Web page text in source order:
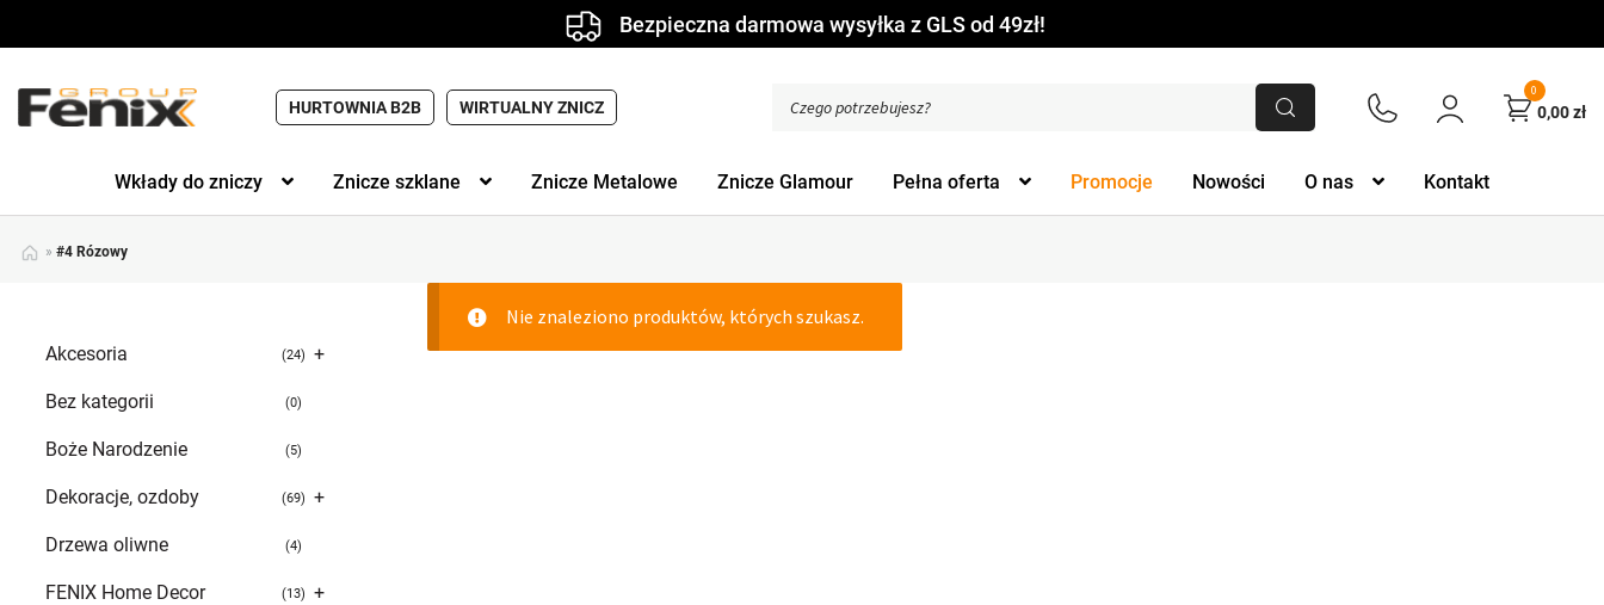
Bezpieczna darmowa wysyłka z GLS od 49zł!
HURTOWNIA B2B WIRTUALNY ZNICZ
produktów
0
0,00zł
Wkłady do zniczy Znicze szklane Znicze Metalowe Znicze Glamour Pełna oferta Promocje Nowości O nas Kontakt
» #4 Rózowy
Nie znaleziono produktów, których szukasz.
+
Akcesoria 24
Bez kategorii 0
Boże Narodzenie 5
+
Dekoracje, ozdoby 69
Drzewa oliwne 4
+
FENIX Home Decor 13